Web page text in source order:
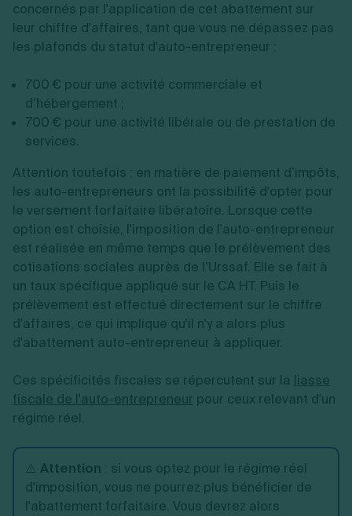
concernés par l'application de cet abattement sur
leur chiffre d'affaires, tant que vous ne dépassez pas
les plafonds du statut d'auto-entrepreneur :
700 € pour une activité commerciale et
d’hébergement ;
700 € pour une activité libérale ou de prestation de
services.
Attention toutefois : en matière de paiement d’impôts,
les auto-entrepreneurs ont la possibilité d'opter pour
le versement forfaitaire libératoire. Lorsque cette
option est choisie, l'imposition de l'auto-entrepreneur
est réalisée en même temps que le prélèvement des
cotisations sociales auprès de l’Urssaf. Elle se fait à
un taux spécifique appliqué sur le CA HT. Puis le
prélèvement est effectué directement sur le chiffre
d'affaires, ce qui implique qu'il n'y a alors plus
d'abattement auto-entrepreneur à appliquer.
Ces spécificités fiscales se répercutent sur la liasse
fiscale de l'auto-entrepreneur pour ceux relevant d'un
régime réel.
⚠️ Attention : si vous optez pour le régime réel
d'imposition, vous ne pourrez plus bénéficier de
l'abattement forfaitaire. Vous devrez alors